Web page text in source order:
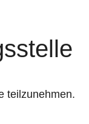
teilzunehmen.